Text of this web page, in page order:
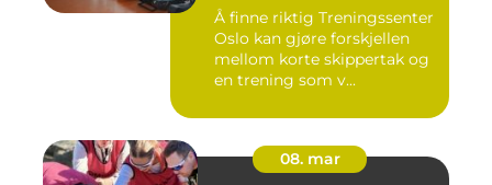
Å finne riktig Treningssenter
Oslo kan gjøre forskjellen
mellom korte skippertak og
en trening som v...
08. mar